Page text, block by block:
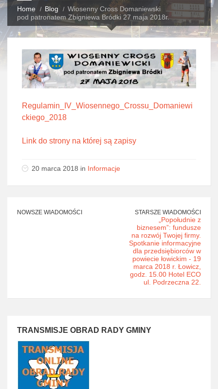
Home Blog
Wiosenny Cross Domaniewski
pod patronatem Zbigniewa Bródki 27 maja 2018r.
Regulamin_IV_Wiosennego_Crossu_Domaniewi
ckiego_2018
Link do strony na której są zapisy
20 marca 2018 in Informacje
NOWSZE WIADOMOŚCI STARSZE WIADOMOŚCI
„Popołudnie z
biznesem”: fundusze
na rozwój Twojej firmy.
Spotkanie informacyjne
dla przedsiębiorców w
powiecie łowickim - 19
marca 2018 r. Łowicz,
godz. 15.00 Hotel ECO
ul. Podrzeczna 22.
TRANSMISJE OBRAD RADY GMINY